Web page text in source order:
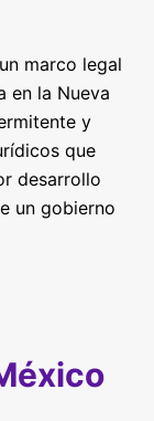
marco legal
en la Nueva
y
que
desarrollo
un gobierno